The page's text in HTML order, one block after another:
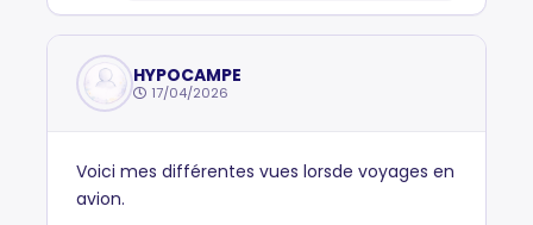
HYPOCAMPE
17/04/2026
Voici mes différentes vues lorsde voyages en
avion.